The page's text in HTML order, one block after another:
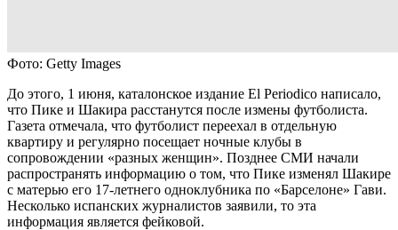
Фото: Getty Images
До этого, 1 июня, каталонское издание El Periodico написало,
что Пике и Шакира расстанутся после измены футболиста.
Газета отмечала, что футболист переехал в отдельную
квартиру и регулярно посещает ночные клубы в
сопровождении «разных женщин». Позднее СМИ начали
распространять информацию о том, что Пике изменял Шакире
с матерью его 17-летнего одноклубника по «Барселоне» Гави.
Несколько испанских журналистов заявили, то эта
информация является фейковой.